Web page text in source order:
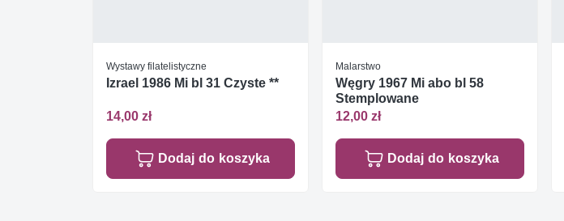
Wystawy filatelistyczne
Izrael 1986 Mi bl 31 Czyste **
14,00 zł
Dodaj do koszyka
Malarstwo
Węgry 1967 Mi abo bl 58
Stemplowane
12,00 zł
Dodaj do koszyka